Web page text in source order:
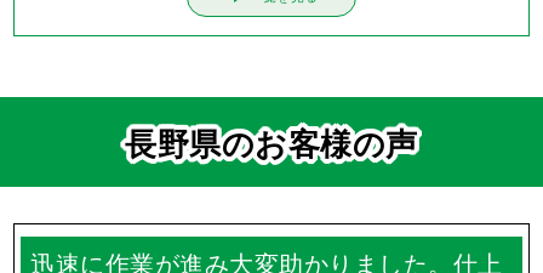
雨の日の作業はどうなりますか？
Q.ご近所の方に挨拶って行ってもらえるの？
Q.実際の工事期間はどのくらいですか？